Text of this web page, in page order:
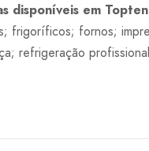
disponíveis em
frigoríficos; fornos;
refrigeração